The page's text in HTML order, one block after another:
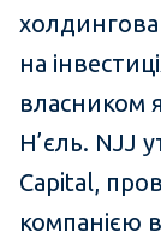
холдингова
на
власником
Н’єль. NJJ
Capital,
компанією